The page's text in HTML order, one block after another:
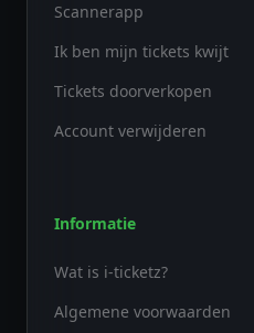
Scannerapp
Ik ben mijn tickets kwijt
Tickets doorverkopen
Account verwijderen
Informatie
Wat is i-ticketz?
Algemene voorwaarden